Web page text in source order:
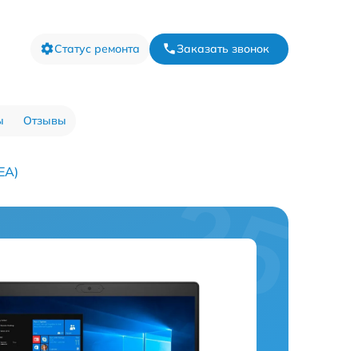
Статус ремонта Заказать звонок
Отзывы